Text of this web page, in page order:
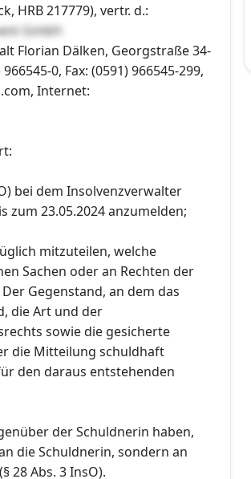
HRB 217779), vertr. d.:
GmbH
Florian Dälken, Georgstraße 34-
0, Fax: (0591) 966545-299,
Internet:
bei dem Insolvenzverwalter
zum 23.05.2024 anzumelden;
mitzuteilen, welche
Sachen oder an Rechten der
Gegenstand, an dem das
die Art und der
sowie die gesicherte
die Mitteilung schuldhaft
den daraus entstehenden
der Schuldnerin haben,
die Schuldnerin, sondern an
28 Abs. 3 InsO).